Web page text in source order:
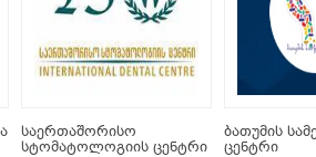
საერთაშორისო
სტომატოლოგიის ცენტრი
ბათუმის
ცენტრი